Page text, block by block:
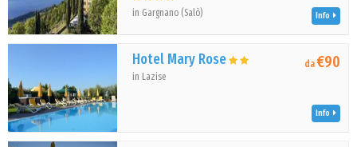
in Gargnano (Salò) Info
Hotel Mary Rose
in Lazise
da€90
Info